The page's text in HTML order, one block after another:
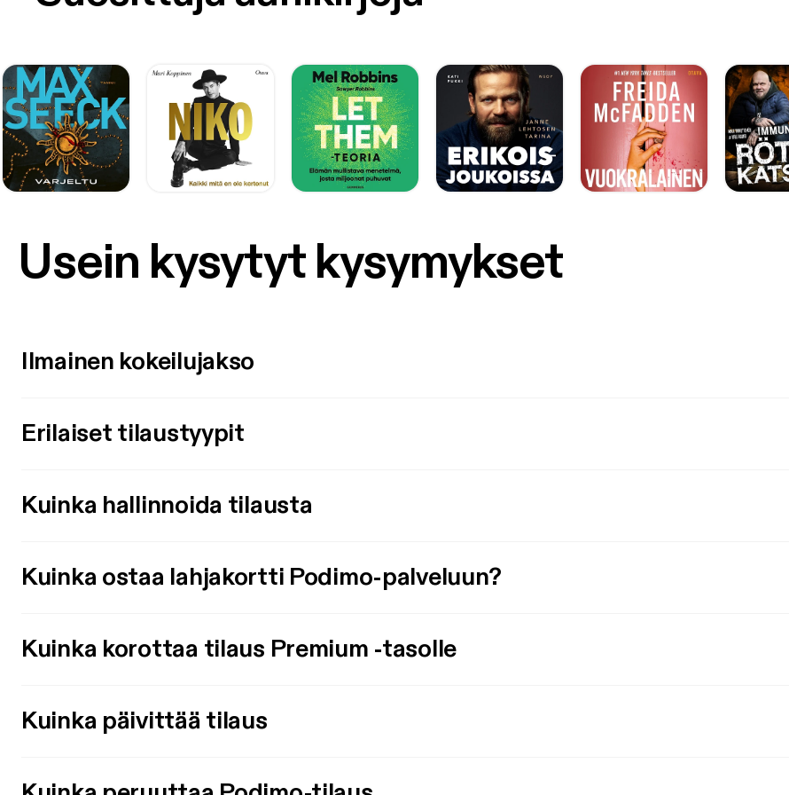
Usein kysytyt kysymykset
Ilmainen kokeilujakso
Erilaiset tilaustyypit
Kuinka hallinnoida tilausta
Kuinka ostaa lahjakortti Podimo-palveluun?
Kuinka korottaa tilaus Premium -tasolle
Kuinka päivittää tilaus